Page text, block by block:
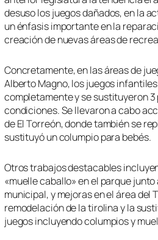
desuso los juegos dañados, en la
un énfasis importante en la
creación de nuevas áreas de
Concretamente, en las áreas de
Alberto Magno, los juegos
completamente y se sustituyeron
condiciones. Se llevaron a cabo
de El Torreón, donde también se
sustituyó un columpio para bebés.
Otros trabajos destacables
«muelle caballo» en el parque
municipal, y mejoras en el área del
remodelación de la tirolina y la
juegos incluyendo columpios y